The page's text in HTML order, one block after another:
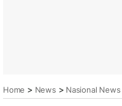
Home > News > Nasional News